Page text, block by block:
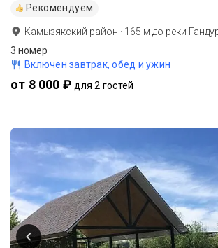
Рекомендуем
Камызякский район · 165 м до реки
3 номер
Включен завтрак, обед и ужин
от 8 000 ₽ для 2 гостей